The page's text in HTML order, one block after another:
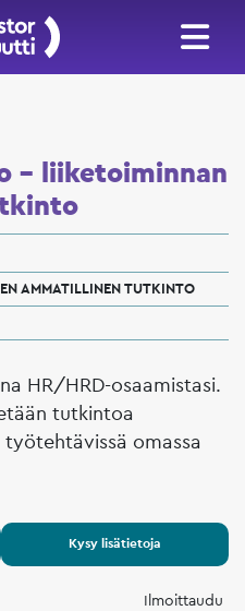
– liiketoiminnan
AMMATILLINEN TUTKINTO
HR/HRD-osaamistasi.
tutkintoa
omassa
Kysy lisätietoja
Ilmoittaudu